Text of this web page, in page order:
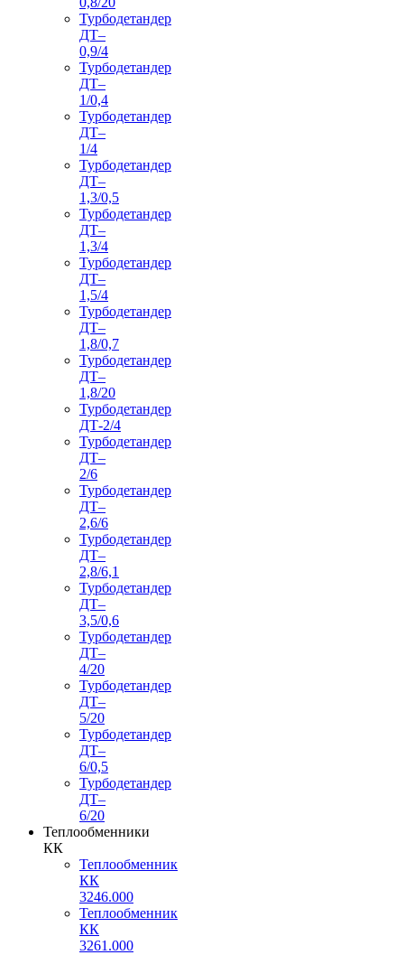
Турбодетандер
ДТ–
0,9/4
Турбодетандер
ДТ–
1/0,4
Турбодетандер
ДТ–
1/4
Турбодетандер
ДТ–
1,3/0,5
Турбодетандер
ДТ–
1,3/4
Турбодетандер
ДТ–
1,5/4
Турбодетандер
ДТ–
1,8/0,7
Турбодетандер
ДТ–
1,8/20
Турбодетандер
ДТ-2/4
Турбодетандер
ДТ–
2/6
Турбодетандер
ДТ–
2,6/6
Турбодетандер
ДТ–
2,8/6,1
Турбодетандер
ДТ–
3,5/0,6
Турбодетандер
ДТ–
4/20
Турбодетандер
ДТ–
5/20
Турбодетандер
ДТ–
6/0,5
Турбодетандер
ДТ–
6/20
Теплообменники
КК
Теплообменник
КК
3246.000
Теплообменник
КК
3261.000